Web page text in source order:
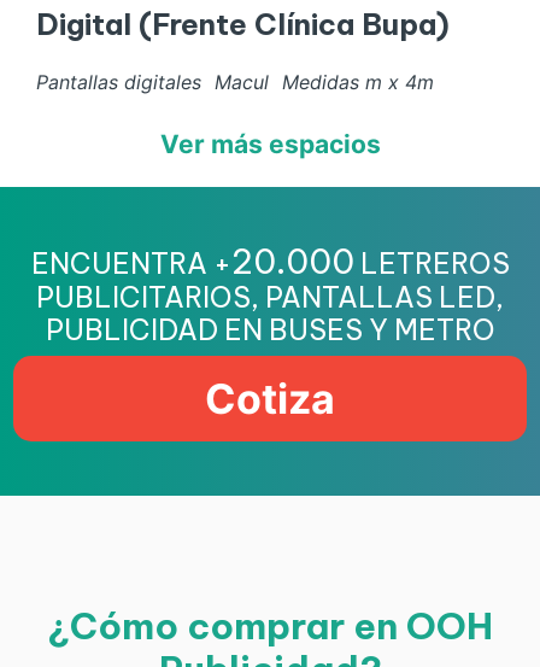
Digital (Frente Clínica Bupa)
Pantallas digitales Macul Medidas m x 4m
Ver más espacios
ENCUENTRA +20.000 LETREROS
PUBLICITARIOS, PANTALLAS LED,
PUBLICIDAD EN BUSES Y METRO
Cotiza
¿Cómo comprar en OOH